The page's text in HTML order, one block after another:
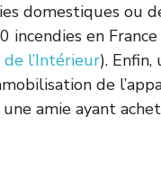
domestiques ou
incendies en
l’Intérieur).
de
une amie ayant